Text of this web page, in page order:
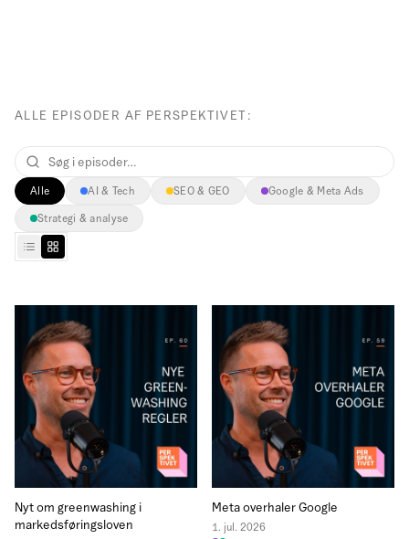
ALLE EPISODER AF PERSPEKTIVET:
Alle AI & Tech SEO & GEO Google & Meta Ads
Strategi & analyse
Nyt om greenwashing i
markedsføringsloven
Meta overhaler Google
1. jul. 2026